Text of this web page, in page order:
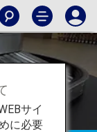
サイ
に必要